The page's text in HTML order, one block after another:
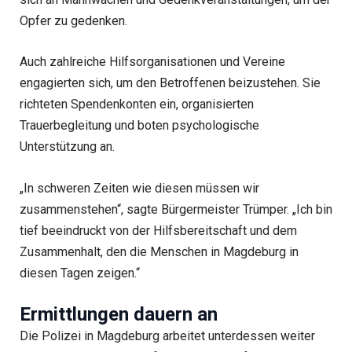
Opfer zu gedenken.
Auch zahlreiche Hilfsorganisationen und Vereine
engagierten sich, um den Betroffenen beizustehen. Sie
richteten Spendenkonten ein, organisierten
Trauerbegleitung und boten psychologische
Unterstützung an.
„In schweren Zeiten wie diesen müssen wir
zusammenstehen“, sagte Bürgermeister Trümper. „Ich bin
tief beeindruckt von der Hilfsbereitschaft und dem
Zusammenhalt, den die Menschen in Magdeburg in
diesen Tagen zeigen.“
Ermittlungen dauern an
Die Polizei in Magdeburg arbeitet unterdessen weiter